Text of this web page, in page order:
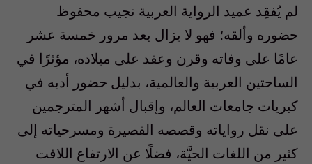
لم يُفقِد عميد الرواية العربية نجيب محفوظ
حضوره وألقه؛ فهو لا يزال بعد مرور خمسة عشر
عامًا على وفاته وقرن وعقد على ميلاده، مؤثرًا في
الساحتين العربية والعالمية، بدليل حضور أدبه في
كبريات جامعات العالم، وإقبال أشهر المترجمين
على نقل رواياته وقصصه القصيرة ومسرحياته إلى
كثير من اللغات الحيَّة، فضلًا عن الارتفاع اللافت